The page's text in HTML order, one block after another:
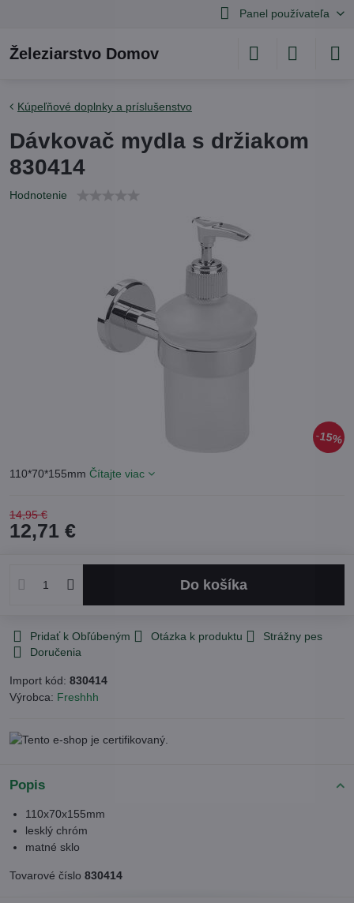
Panel používateľa
Železiarstvo Domov
15%
Kúpeľňové doplnky a príslušenstvo
Dávkovač mydla s držiakom
830414
Hodnotenie
110*70*155mm Čítajte viac
14,95 €
12,71 €
Do košíka
Pridať k Obľúbeným Otázka k produktu
Strážny pes
Doručenia
Import kód: 830414
Výrobca: Freshhh
Popis
110x70x155mm
lesklý chróm
matné sklo
Tovarové číslo 830414